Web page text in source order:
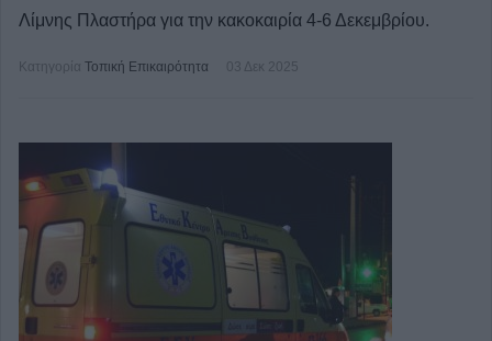
Λίμνης Πλαστήρα για την κακοκαιρία 4-6 Δεκεμβρίου.
Κατηγορία Τοπική Επικαιρότητα 03 Δεκ 2025